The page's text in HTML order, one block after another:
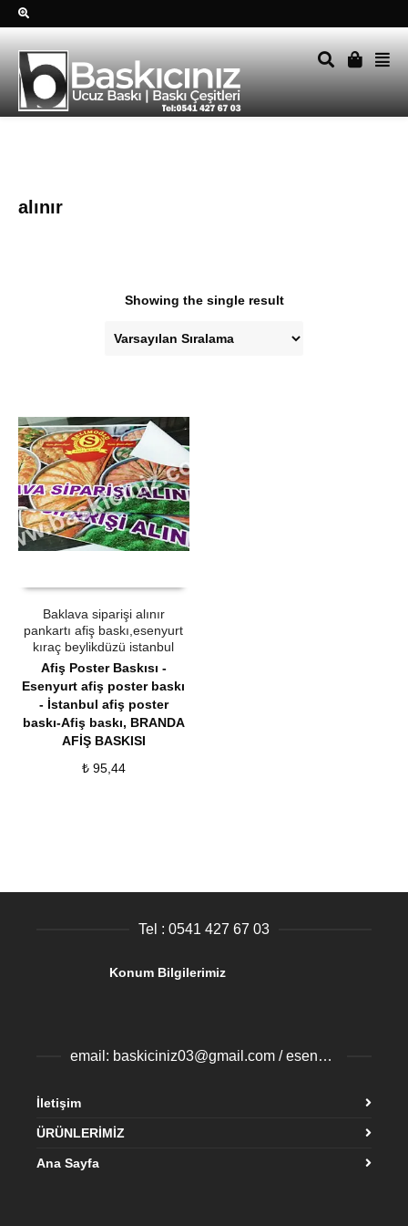
alınır
Showing the single result
Baklava siparişi alınır
pankartı afiş baskı,esenyurt
kıraç beylikdüzü istanbul
Afiş Poster Baskısı -
Esenyurt afiş poster baskı
- İstanbul afiş poster
baskı-Afiş baskı, BRANDA
AFİŞ BASKISI
₺95,44
Tel : 0541 427 67 03
Konum Bilgilerimiz
email: baskiciniz03@gmail.com / esenyurtbaski@gmail.com
İletişim
ÜRÜNLERİMİZ
Ana Sayfa